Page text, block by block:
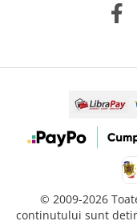
© 2009-2026
continutului sunt